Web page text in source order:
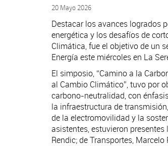
20 Mayo 2026
Destacar los avances logrados
energética y los desafíos de
Climática, fue el objetivo de un
Energía este miércoles en La
El simposio, “Camino a la
al Cambio Climático”, tuvo por
carbono-neutralidad, con
la infraestructura de
de la electromovilidad y la
asistentes, estuvieron
Rendic; de Transportes,